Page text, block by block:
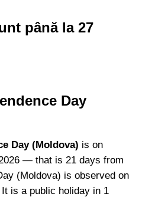
până la 27
Day
Day (Moldova) is on
— that is 21 days from
(Moldova) is observed on
is a public holiday in 1